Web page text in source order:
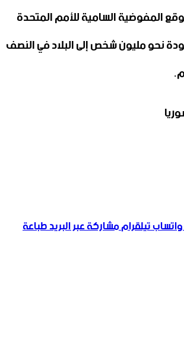
المفوضية السامية للأمم المتحدة
نحو مليون شخص إلى البلاد في النصف
واتسابتيلقراممشاركة عبر البريدطباعة